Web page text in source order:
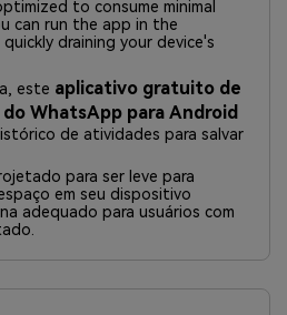
to consume minimal
can run the app in the
draining your device's
este aplicativo gratuito de
WhatsApp para Android
de atividades para salvar
para ser leve para
em seu dispositivo
adequado para usuários com